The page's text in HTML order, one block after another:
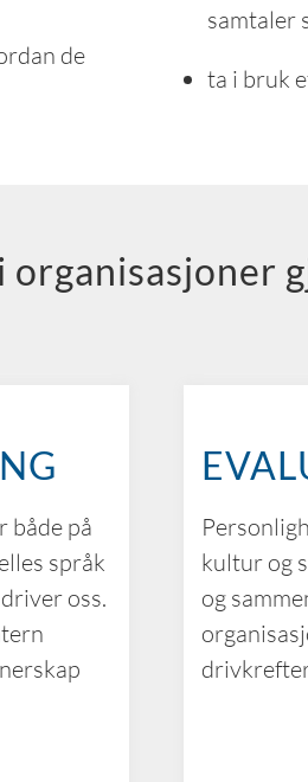
de
samtaler
ta i bruk
både på
språk
oss.
kultur og
og